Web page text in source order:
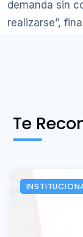
demanda sin
realizarse”,
Te